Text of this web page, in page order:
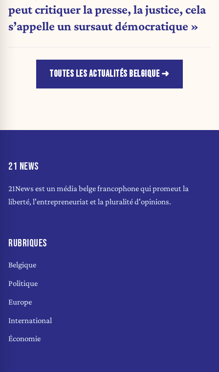
peut critiquer la presse, la justice, cela
s’appelle un sursaut démocratique »
TOUTES LES ACTUALITÉS BELGIQUE
21 NEWS
21News est un média belge francophone qui promeut la
liberté, l'entrepreneuriat et la pluralité d'opinions.
RUBRIQUES
Belgique
Politique
Europe
International
Économie